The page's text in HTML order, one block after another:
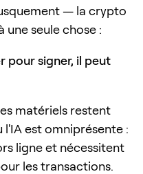
— la crypto
une seule chose :
pour signer, il peut
matériels restent
l'IA est omniprésente :
ligne et nécessitent
les transactions.